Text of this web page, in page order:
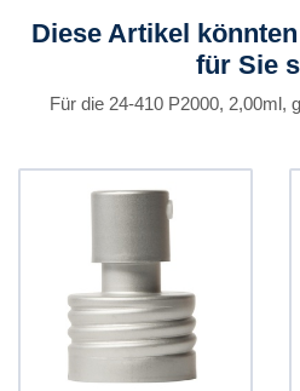
Diese Artikel
für Sie
Für die 24-410 P2000, 2,00ml,